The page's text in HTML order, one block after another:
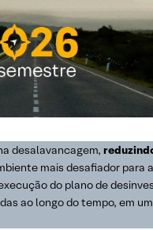
desalavancagem,
mais desafiador para
do plano de
ao longo do tempo, em